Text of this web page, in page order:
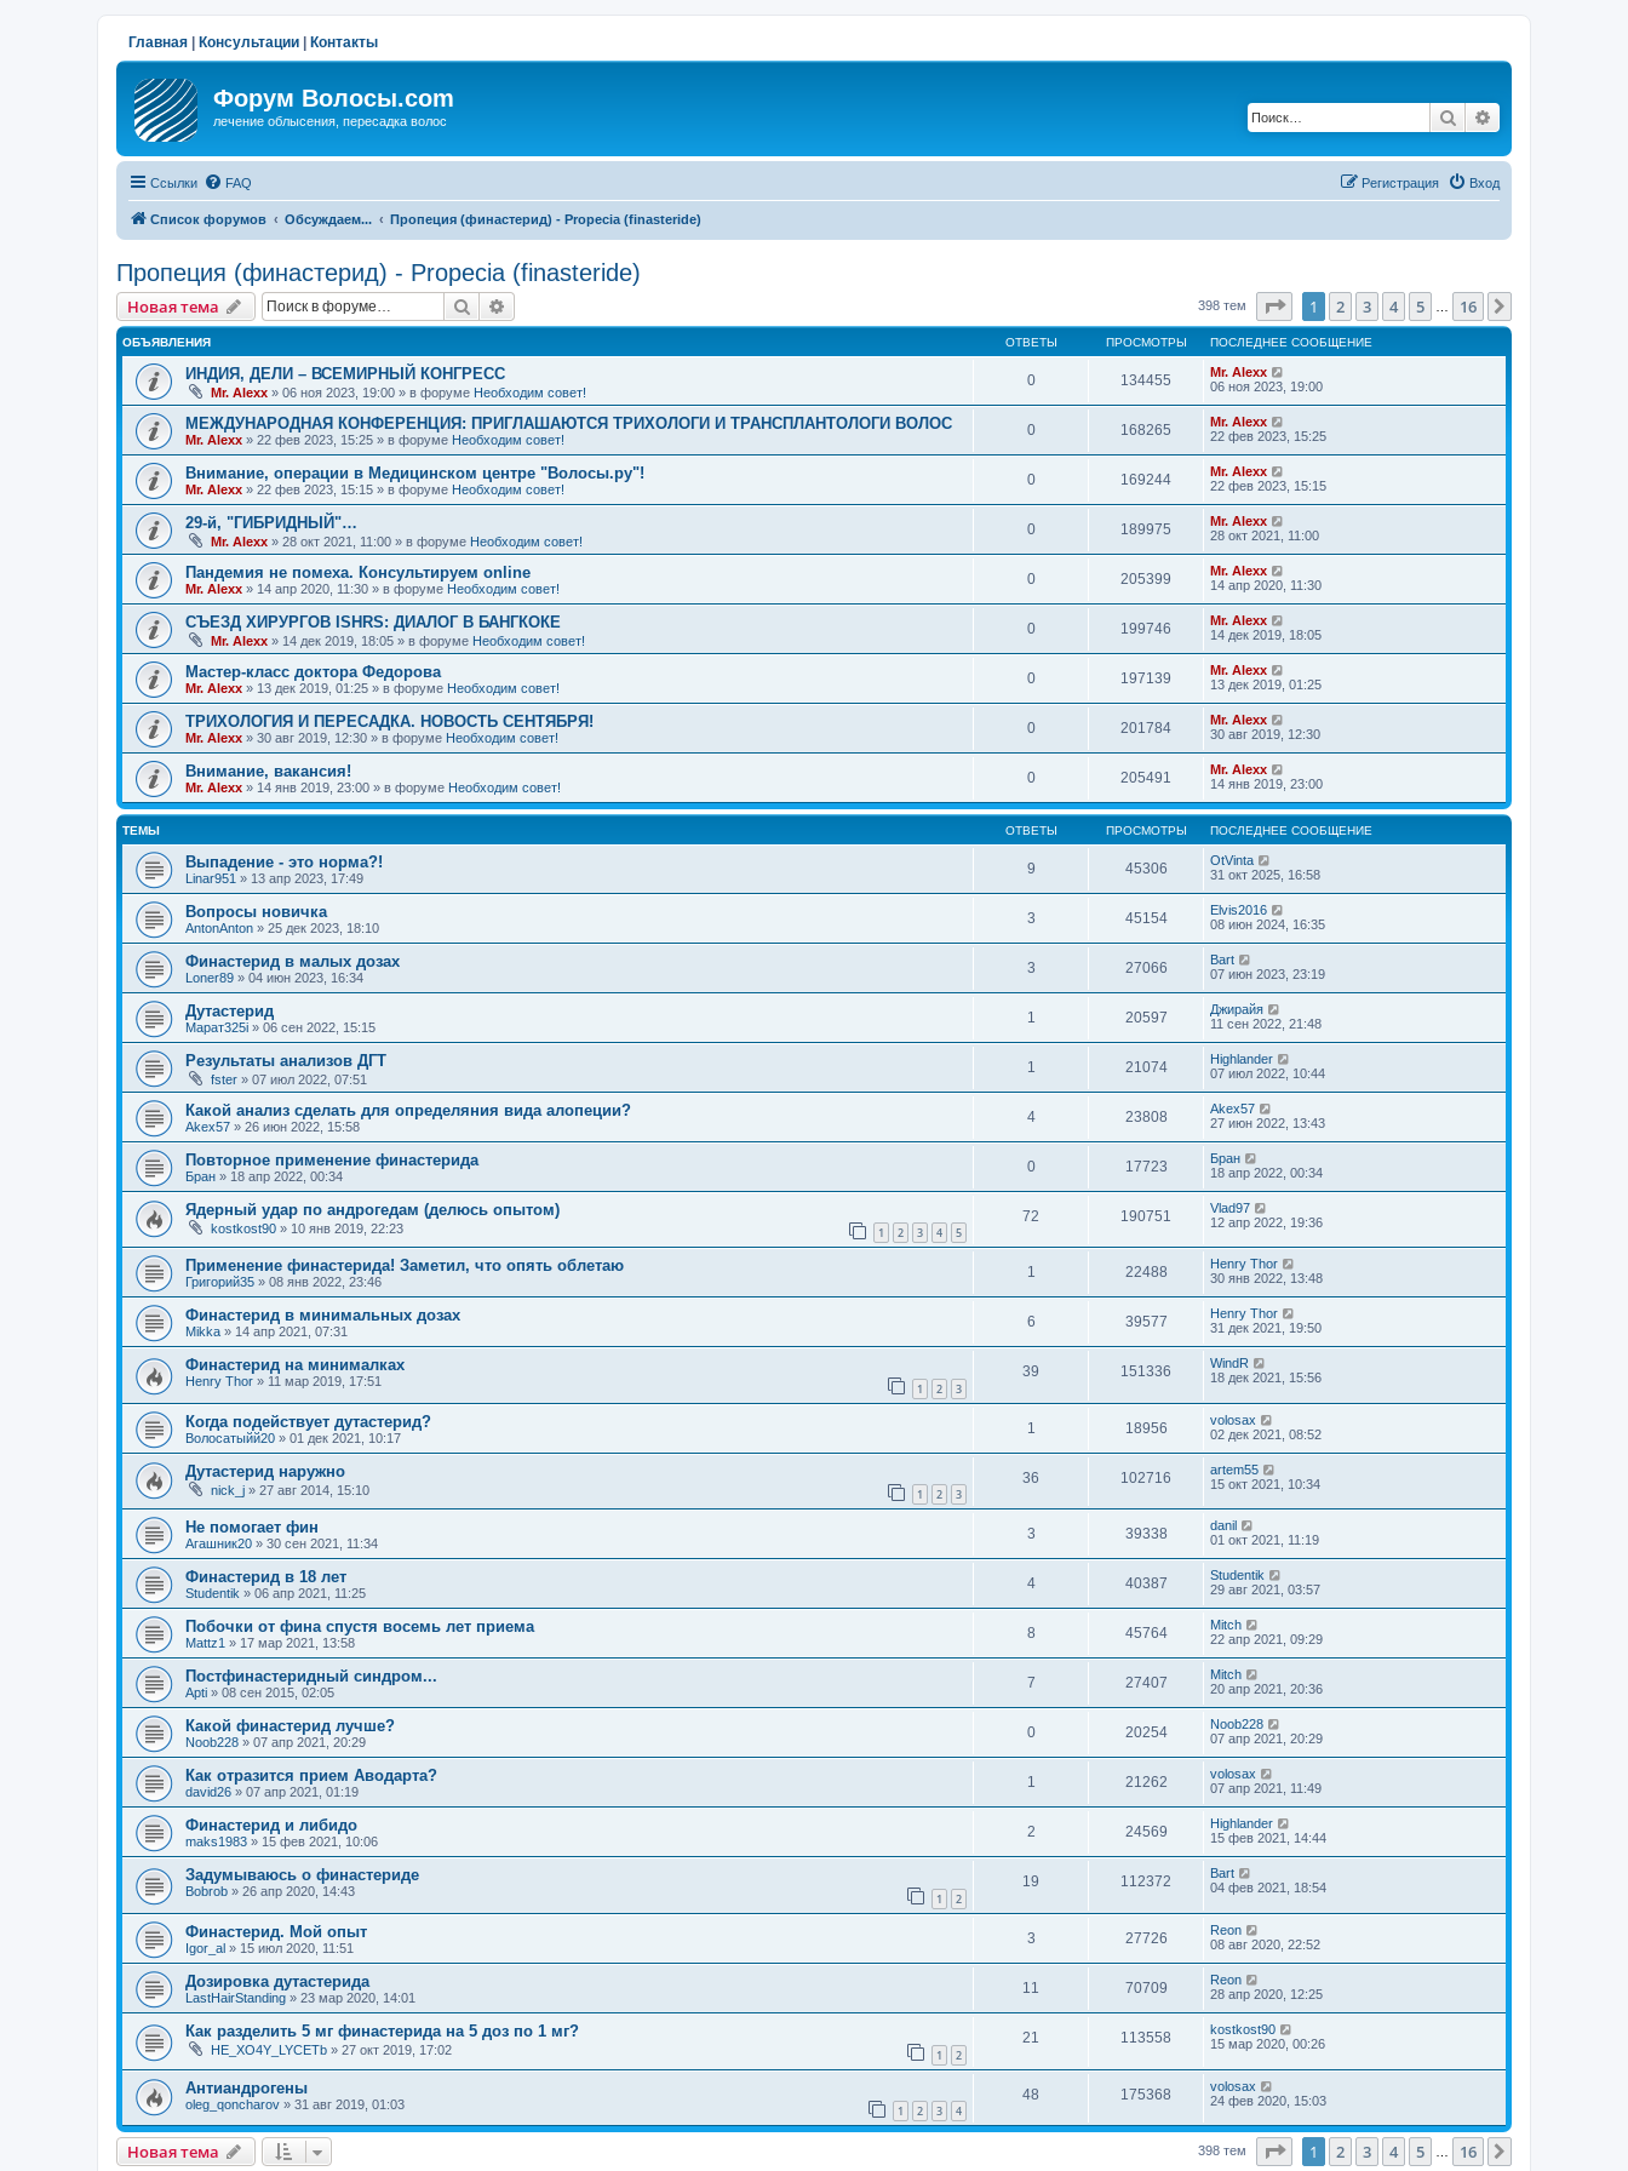
Главная Консультации Контакты
Форум Волосы.com
лечение облысения, пересадка волос Поиск
Ссылки FAQ Вход
Регистрация
Список форумов Обсуждаем... Пропеция (финастерид) - Propecia (finasteride)
Пропеция (финастерид) - Propecia (finasteride)
Новая тема Поиск 398 тем Страница1 из 16
1 2 3 4 5 16
ОБЪЯВЛЕНИЯ ОТВЕТЫ ПРОСМОТРЫ ПОСЛЕДНЕЕ СООБЩЕНИЕ
ИНДИЯ, ДЕЛИ – ВСЕМИРНЫЙ КОНГРЕСС
Mr. Alexx » 06 ноя 2023, 19:00 » в форуме Необходим совет!
0 134455
Mr. Alexx
06 ноя 2023, 19:00
МЕЖДУНАРОДНАЯ КОНФЕРЕНЦИЯ: ПРИГЛАШАЮТСЯ ТРИХОЛОГИ И ТРАНСПЛАНТОЛОГИ ВОЛОС
Mr. Alexx » 22 фев 2023, 15:25 » в форуме Необходим совет!
0 168265
Mr. Alexx
22 фев 2023, 15:25
Внимание, операции в Медицинском центре "Волосы.ру"!
Mr. Alexx » 22 фев 2023, 15:15 » в форуме Необходим совет!
0 169244
Mr. Alexx
22 фев 2023, 15:15
29-й, "ГИБРИДНЫЙ"…
Mr. Alexx » 28 окт 2021, 11:00 » в форуме Необходим совет!
0 189975
Mr. Alexx
28 окт 2021, 11:00
Пандемия не помеха. Консультируем online
Mr. Alexx » 14 апр 2020, 11:30 » в форуме Необходим совет!
0 205399
Mr. Alexx
14 апр 2020, 11:30
СЪЕЗД ХИРУРГОВ ISHRS: ДИАЛОГ В БАНГКОКЕ
Mr. Alexx » 14 дек 2019, 18:05 » в форуме Необходим совет!
0 199746
Mr. Alexx
14 дек 2019, 18:05
Мастер-класс доктора Федорова
Mr. Alexx » 13 дек 2019, 01:25 » в форуме Необходим совет!
0 197139
Mr. Alexx
13 дек 2019, 01:25
ТРИХОЛОГИЯ И ПЕРЕСАДКА. НОВОСТЬ СЕНТЯБРЯ!
Mr. Alexx » 30 авг 2019, 12:30 » в форуме Необходим совет!
0 201784
Mr. Alexx
30 авг 2019, 12:30
Внимание, вакансия!
Mr. Alexx » 14 янв 2019, 23:00 » в форуме Необходим совет!
0 205491
Mr. Alexx
14 янв 2019, 23:00
ТЕМЫ ОТВЕТЫ ПРОСМОТРЫ ПОСЛЕДНЕЕ СООБЩЕНИЕ
Выпадение - это норма?!
Linar951 » 13 апр 2023, 17:49
9 45306
OtVinta
31 окт 2025, 16:58
Вопросы новичка
AntonAnton » 25 дек 2023, 18:10
3 45154
Elvis2016
08 июн 2024, 16:35
Финастерид в малых дозах
Loner89 » 04 июн 2023, 16:34
3 27066
Bart
07 июн 2023, 23:19
Дутастерид
Марат325i » 06 сен 2022, 15:15
1 20597
Джирайя
11 сен 2022, 21:48
Результаты анализов ДГТ
fster » 07 июл 2022, 07:51
1 21074
Highlander
07 июл 2022, 10:44
Какой анализ сделать для определяния вида алопеции?
Akex57 » 26 июн 2022, 15:58
4 23808
Akex57
27 июн 2022, 13:43
Повторное применение финастерида
Бран » 18 апр 2022, 00:34
0 17723
Бран
18 апр 2022, 00:34
Ядерный удар по андрогедам (делюсь опытом)
kostkost90 » 10 янв 2019, 22:23 1 2 3 4 5
72 190751
Vlad97
12 апр 2022, 19:36
Применение финастерида! Заметил, что опять облетаю
Григорий35 » 08 янв 2022, 23:46
1 22488
Henry Thor
30 янв 2022, 13:48
Финастерид в минимальных дозах
Mikka » 14 апр 2021, 07:31
6 39577
Henry Thor
31 дек 2021, 19:50
Финастерид на минималках
Henry Thor » 11 мар 2019, 17:51 1 2 3
39 151336
WindR
18 дек 2021, 15:56
Когда подействует дутастерид?
Волосатыйй20 » 01 дек 2021, 10:17
1 18956
volosax
02 дек 2021, 08:52
Дутастерид наружно
nick_j » 27 авг 2014, 15:10 1 2 3
36 102716
artem55
15 окт 2021, 10:34
Не помогает фин
Агашник20 » 30 сен 2021, 11:34
3 39338
danil
01 окт 2021, 11:19
Финастерид в 18 лет
Studentik » 06 апр 2021, 11:25
4 40387
Studentik
29 авг 2021, 03:57
Побочки от фина спустя восемь лет приема
Mattz1 » 17 мар 2021, 13:58
8 45764
Mitch
22 апр 2021, 09:29
Постфинастеридный синдром...
Apti » 08 сен 2015, 02:05
7 27407
Mitch
20 апр 2021, 20:36
Какой финастерид лучше?
Noob228 » 07 апр 2021, 20:29
0 20254
Noob228
07 апр 2021, 20:29
Как отразится прием Аводарта?
david26 » 07 апр 2021, 01:19
1 21262
volosax
07 апр 2021, 11:49
Финастерид и либидо
maks1983 » 15 фев 2021, 10:06
2 24569
Highlander
15 фев 2021, 14:44
Задумываюсь о финастериде
Bobrob » 26 апр 2020, 14:43 1 2
19 112372
Bart
04 фев 2021, 18:54
Финастерид. Мой опыт
Igor_al » 15 июл 2020, 11:51
3 27726
Reon
08 авг 2020, 22:52
Дозировка дутастерида
LastHairStanding » 23 мар 2020, 14:01
11 70709
Reon
28 апр 2020, 12:25
Как разделить 5 мг финастерида на 5 доз по 1 мг?
HE_XO4Y_LYCETb » 27 окт 2019, 17:02 1 2
21 113558
kostkost90
15 мар 2020, 00:26
Антиандрогены
oleg_qoncharov » 31 авг 2019, 01:03 1 2 3 4
48 175368
volosax
24 фев 2020, 15:03
Новая тема 398 тем Страница1 из 16
1 2 3 4 5 16